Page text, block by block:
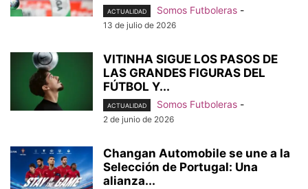
ACTUALIDAD Somos Futboleras -
13 de julio de 2026
VITINHA SIGUE LOS PASOS DE
LAS GRANDES FIGURAS DEL
FÚTBOL Y...
ACTUALIDAD Somos Futboleras -
2 de junio de 2026
Changan Automobile se une a la
Selección de Portugal: Una
alianza...